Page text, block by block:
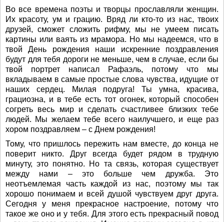
Во все времена поэты и творцы прославляли женщин.
Их красоту, ум и грацию. Вряд ли кто-то из нас, твоих
друзей, сможет сложить рифму, мы не умеем писать
картины или ваять из мрамора. Но мы надеемся, что в
твой День рождения наши искренние поздравления
будут для тебя дороги не меньше, чем в случае, если бы
твой портрет написал Рафаэль, потому что мы
вкладываем в самые простые слова чувства, идущие от
наших сердец. Милая подруга! Ты умна, красива,
грациозна, и в тебе есть тот огонек, который способен
согреть весь мир и сделать счастливее близких тебе
людей. Мы желаем тебе всего наилучшего, и еще раз
хором поздравляем – с Днем рождения!
Тому, что пришлось пережить нам вместе, до конца не
поверит никто. Друг всегда будет рядом в трудную
минуту, это понятно. Но та связь, которая существует
между нами – это больше чем дружба. Это
неотъемлемая часть каждой из нас, поэтому мы так
хорошо понимаем и всей душой чувствуем друг друга.
Сегодня у меня прекрасное настроение, потому что
такое же оно и у тебя. Для этого есть прекрасный повод